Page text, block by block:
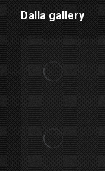
Dalla gallery